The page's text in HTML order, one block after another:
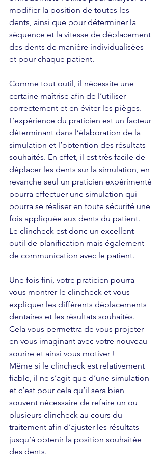
modifier la position de toutes les
dents, ainsi que pour déterminer la
séquence et la vitesse de déplacement
des dents de manière individualisées
et pour chaque patient.
Comme tout outil, il nécessite une
certaine maîtrise afin de l’utiliser
correctement et en éviter les pièges.
L’expérience du praticien est un facteur
déterminant dans l’élaboration de la
simulation et l’obtention des résultats
souhaités. En effet, il est très facile de
déplacer les dents sur la simulation, en
revanche seul un praticien expérimenté
pourra effectuer une simulation qui
pourra se réaliser en toute sécurité une
fois appliquée aux dents du patient.
Le clincheck est donc un excellent
outil de planification mais également
de communication avec le patient.
Une fois fini, votre praticien pourra
vous montrer le clincheck et vous
expliquer les différents déplacements
dentaires et les résultats souhaités.
Cela vous permettra de vous projeter
en vous imaginant avec votre nouveau
sourire et ainsi vous motiver !
Même si le clincheck est relativement
fiable, il ne s’agit que d’une simulation
et c’est pour cela qu’il sera bien
souvent nécessaire de refaire un ou
plusieurs clincheck au cours du
traitement afin d’ajuster les résultats
jusqu’à obtenir la position souhaitée
des dents.